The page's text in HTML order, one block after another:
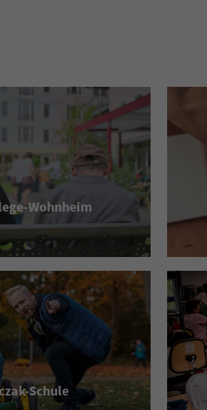
Wohnheim
Schule